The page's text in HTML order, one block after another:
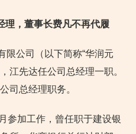
理，董事长费凡不再代履
限公司（以下简称“华润元
江先达任公司总经理一职。
司总经理职务。
参加工作，曾任职于建设银